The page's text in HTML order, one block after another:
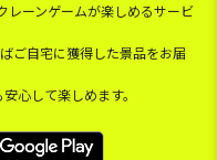
レーンゲームが楽しめるサービ
ご自宅に獲得した景品をお届
心して楽しめます。